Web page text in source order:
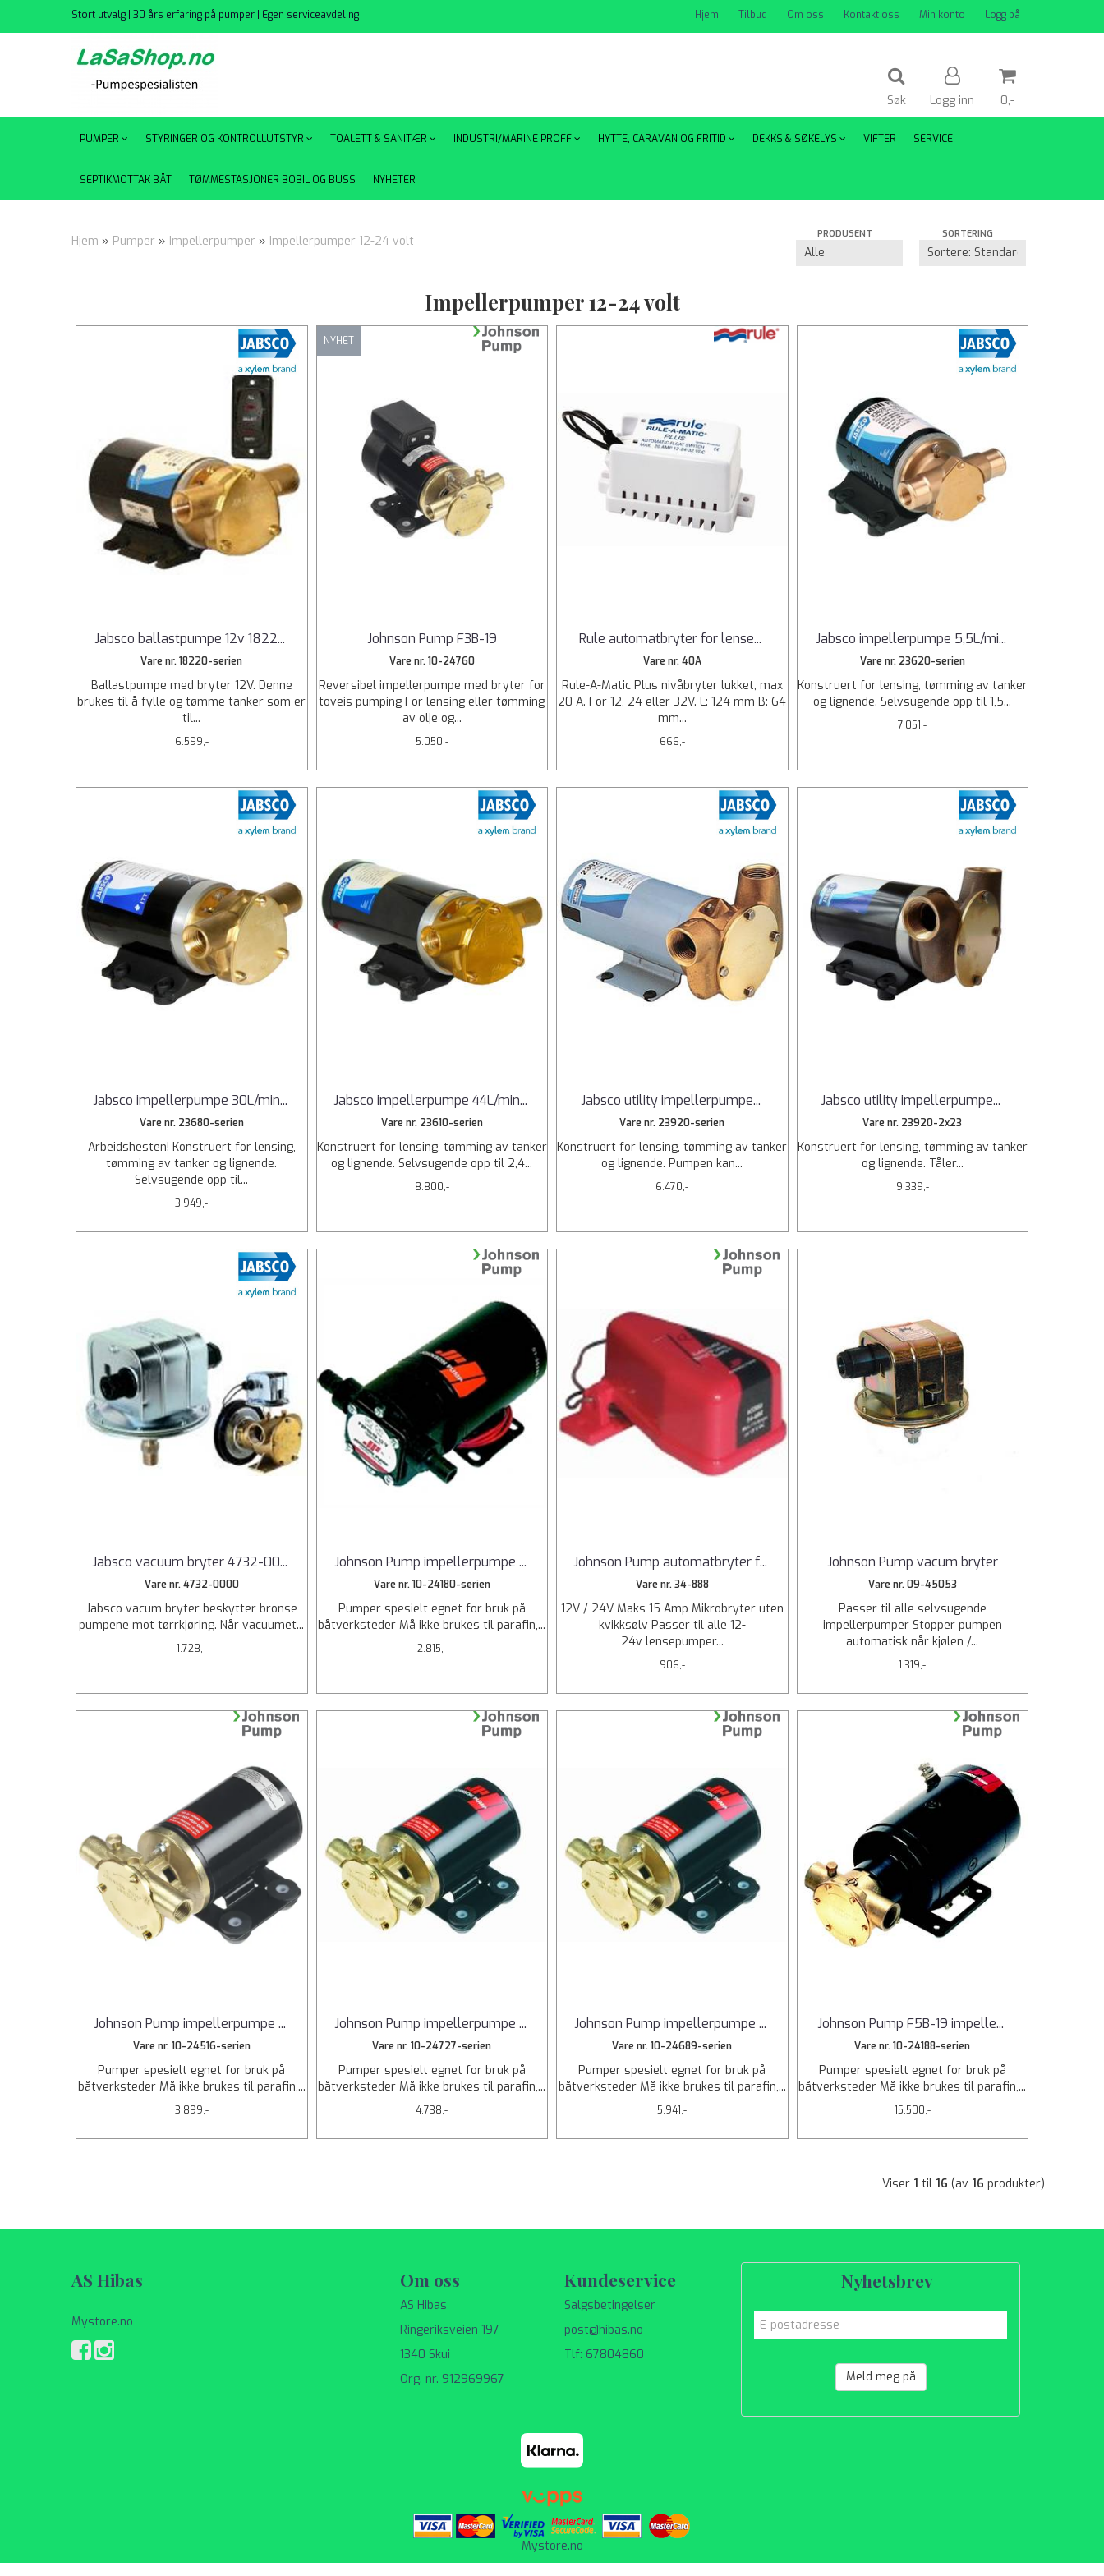
Stort utvalg | 30 års erfaring på pumper | Egen serviceavdeling Hjem Tilbud Om oss Kontakt oss Min konto Logg på
Søk Logg inn 0,-
PUMPER STYRINGER OG KONTROLLUTSTYR TOALETT & SANITÆR INDUSTRI/MARINE PROFF HYTTE, CARAVAN OG FRITID DEKKS & SØKELYS VIFTER SERVICE
SEPTIKMOTTAK BÅT TØMMESTASJONER BOBIL OG BUSS NYHETER
Hjem » Pumper » Impellerpumper » Impellerpumper 12-24 volt PRODUSENT SORTERING
Impellerpumper 12-24 volt
Jabsco ballastpumpe 12v 1822...
Vare nr. 18220-serien
Ballastpumpe med bryter 12V. Denne
brukes til å fylle og tømme tanker som er
til...
6.599,-
NYHET
Johnson Pump F3B-19
Vare nr. 10-24760
Reversibel impellerpumpe med bryter for
toveis pumping For lensing eller tømming
av olje og...
5.050,-
Rule automatbryter for lense...
Vare nr. 40A
Rule-A-Matic Plus nivåbryter lukket, max
20 A. For 12, 24 eller 32V. L: 124 mm B: 64
mm...
666,-
Jabsco impellerpumpe 5,5L/mi...
Vare nr. 23620-serien
Konstruert for lensing, tømming av tanker
og lignende. Selvsugende opp til 1,5...
7.051,-
Jabsco impellerpumpe 30L/min...
Vare nr. 23680-serien
Arbeidshesten! Konstruert for lensing,
tømming av tanker og lignende.
Selvsugende opp til...
3.949,-
Jabsco impellerpumpe 44L/min...
Vare nr. 23610-serien
Konstruert for lensing, tømming av tanker
og lignende. Selvsugende opp til 2,4...
8.800,-
Jabsco utility impellerpumpe...
Vare nr. 23920-serien
Konstruert for lensing, tømming av tanker
og lignende. Pumpen kan...
6.470,-
Jabsco utility impellerpumpe...
Vare nr. 23920-2x23
Konstruert for lensing, tømming av tanker
og lignende. Tåler...
9.339,-
Jabsco vacuum bryter 4732-00...
Vare nr. 4732-0000
Jabsco vacum bryter beskytter bronse
pumpene mot tørrkjøring. Når vacuumet...
1.728,-
Johnson Pump impellerpumpe ...
Vare nr. 10-24180-serien
Pumper spesielt egnet for bruk på
båtverksteder Må ikke brukes til parafin,...
2.815,-
Johnson Pump automatbryter f...
Vare nr. 34-888
12V / 24V Maks 15 Amp Mikrobryter uten
kvikksølv Passer til alle 12-
24v lensepumper...
906,-
Johnson Pump vacum bryter
Vare nr. 09-45053
Passer til alle selvsugende
impellerpumper Stopper pumpen
automatisk når kjølen /...
1.319,-
Johnson Pump impellerpumpe...
Vare nr. 10-24516-serien
Pumper spesielt egnet for bruk på
båtverksteder Må ikke brukes til parafin,...
3.899,-
Johnson Pump impellerpumpe ...
Vare nr. 10-24727-serien
Pumper spesielt egnet for bruk på
båtverksteder Må ikke brukes til parafin,...
4.738,-
Johnson Pump impellerpumpe...
Vare nr. 10-24689-serien
Pumper spesielt egnet for bruk på
båtverksteder Må ikke brukes til parafin,...
5.941,-
Johnson Pump F5B-19 impelle...
Vare nr. 10-24188-serien
Pumper spesielt egnet for bruk på
båtverksteder Må ikke brukes til parafin,...
15.500,-
Viser 1 til 16 (av 16 produkter)
AS Hibas
Mystore.no
Om oss
AS Hibas
Ringeriksveien 197
1340 Skui
Org. nr. 912969967
Kundeservice
Salgsbetingelser
post@hibas.no
Tlf: 67804860
Nyhetsbrev
Meld meg på
Mystore.no
Trykk ENTER for å søke